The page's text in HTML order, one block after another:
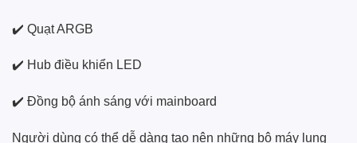
✔️ Quạt ARGB
✔️ Hub điều khiển LED
✔️ Đồng bộ ánh sáng với mainboard
Người dùng có thể dễ dàng tạo nên những bộ máy lung